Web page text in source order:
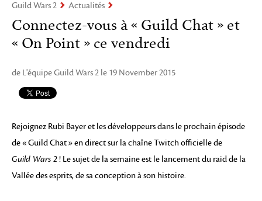
Guild Wars 2 Actualités
Connectez-vous à « Guild Chat » et
« On Point » ce vendredi
de L'équipe Guild Wars 2 le 19 November 2015
Rejoignez Rubi Bayer et les développeurs dans le prochain épisode
de « Guild Chat » en direct sur la chaîne Twitch officielle de
Guild Wars 2! Le sujet de la semaine est le lancement du raid de la
Vallée des esprits, de sa conception à son histoire.